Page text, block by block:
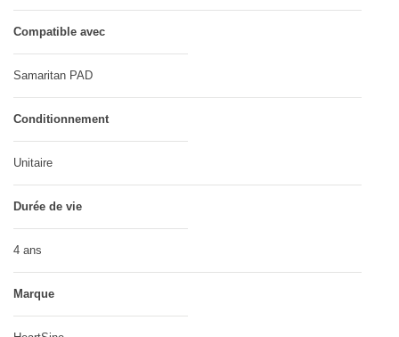
Compatible avec
Samaritan PAD
Conditionnement
Unitaire
Durée de vie
4 ans
Marque